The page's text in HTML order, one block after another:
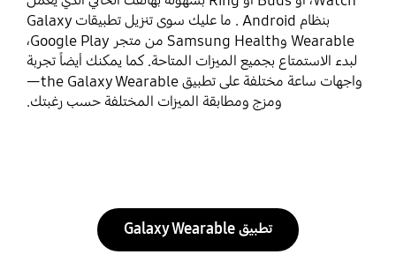
بنظام Android . ما عليك سوى تنزيل تطبيقات Galaxy
Wearable وSamsung Health من متجر Google Play،
لبدء الاستمتاع بجميع الميزات المتاحة. كما يمكنك أيضاً تجربة
واجهات ساعة مختلفة على تطبيق the Galaxy Wearable—
ومزج ومطابقة الميزات المختلفة حسب رغبتك.
تطبيق Galaxy Wearable